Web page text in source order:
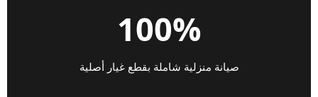
100%
صيانة منزلية شاملة بقطع غيار أصلية